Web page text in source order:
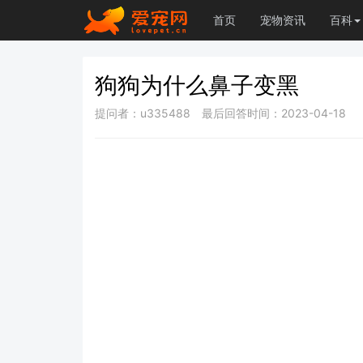
首页 宠物资讯 百科
狗狗为什么鼻子变黑
提问者：u335488 最后回答时间：2023-04-18